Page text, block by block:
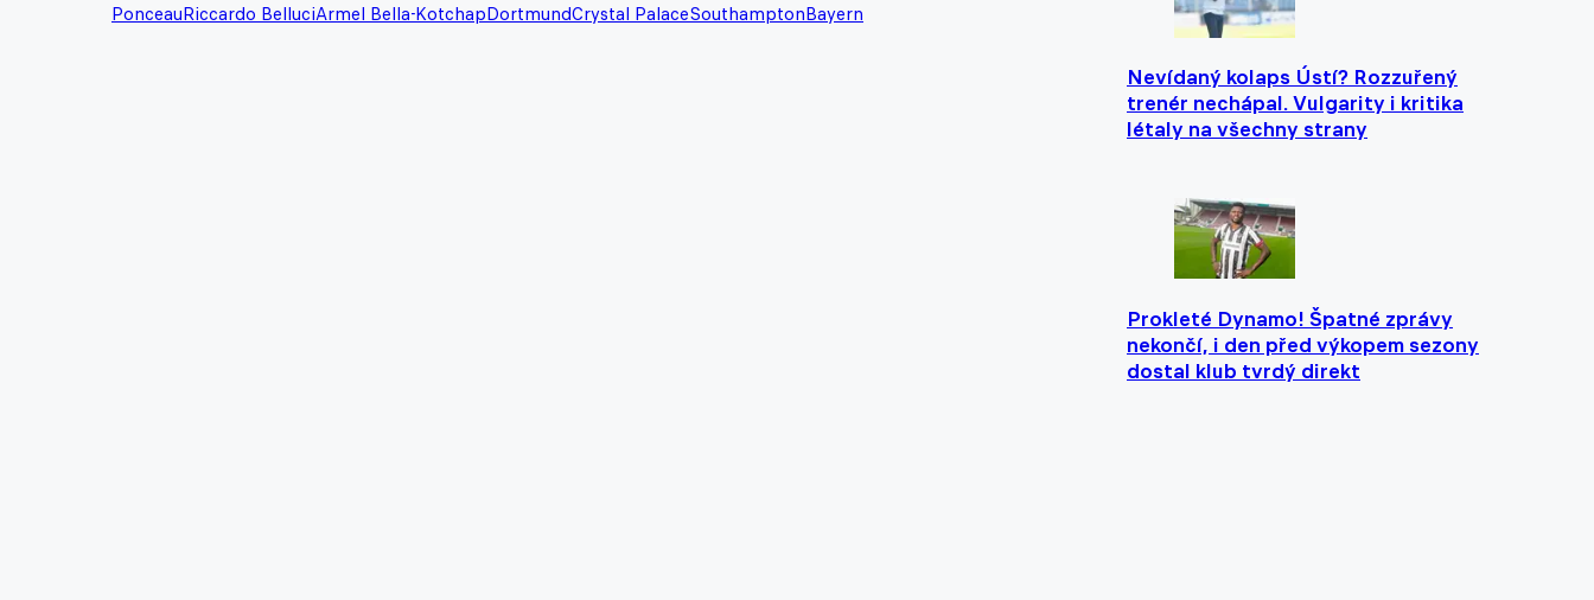
Nevídaný kolaps Ústí? Rozzuřený
trenér nechápal. Vulgarity i kritika
létaly na všechny strany
Prokleté Dynamo! Špatné zprávy
nekončí, i den před výkopem sezony
dostal klub tvrdý direkt
PonceauRiccardo BelluciArmel Bella-KotchapDortmundCrystal PalaceSouthamptonBayern